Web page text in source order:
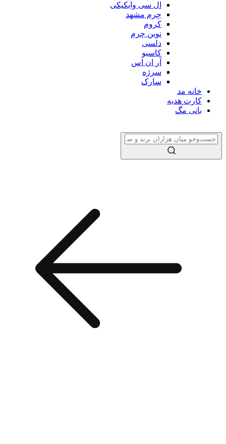
ال سی وایکیکی
چرم مشهد
کروم
نوین چرم
دلسی
کاسیو
آر ان اس
سرژه
سارک
خانه مد
کارت هدیه
بانی مگ